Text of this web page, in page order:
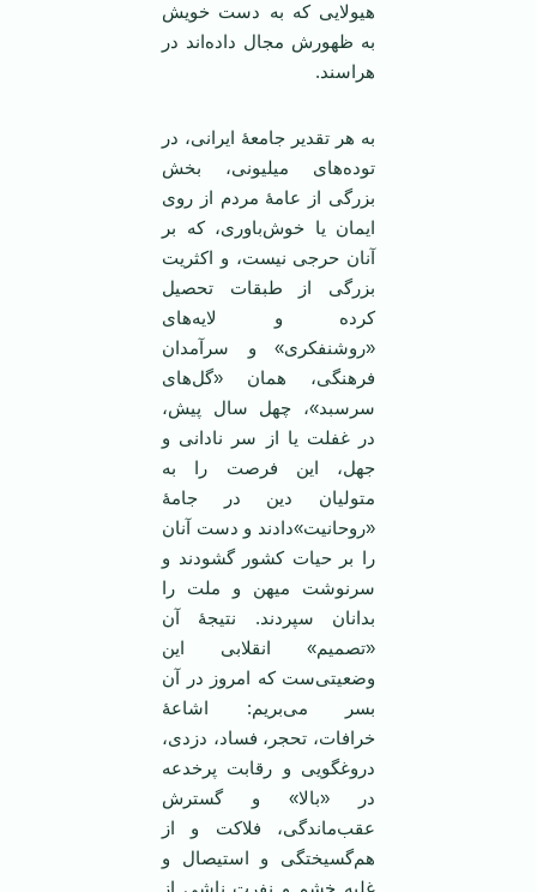
هیولایی که به دست خویش
به ظهورش مجال داده‌اند در
هراسند.
به هر تقدیر جامعۀ ایرانی، در
توده‌های میلیونی، بخش
بزرگی از عامۀ مردم از روی
ایمان یا خوش‌باوری، که بر
آنان حرجی نیست، و اکثریت
بزرگی از طبقات تحصیل
کرده و لایه‌های
«روشنفکری» و سرآمدان
فرهنگی، همان «گل‌های
سرسبد»، چهل سال پیش،
در غفلت یا از سر نادانی و
جهل، این فرصت را به
متولیان دین در جامۀ
«روحانیت»دادند و دست آنان
را بر حیات کشور گشودند و
سرنوشت میهن و ملت را
بدانان سپردند. نتیجۀ آن
«تصمیم» انقلابی این
وضعیتی‌ست که امروز در آن
بسر می‌بریم: اشاعۀ
خرافات، تحجر، فساد، دزدی،
دروغگویی و رقابت پرخدعه
در «بالا» و گسترش
عقب‌ماندگی، فلاکت و از
هم‌گسیختگی و استیصال و